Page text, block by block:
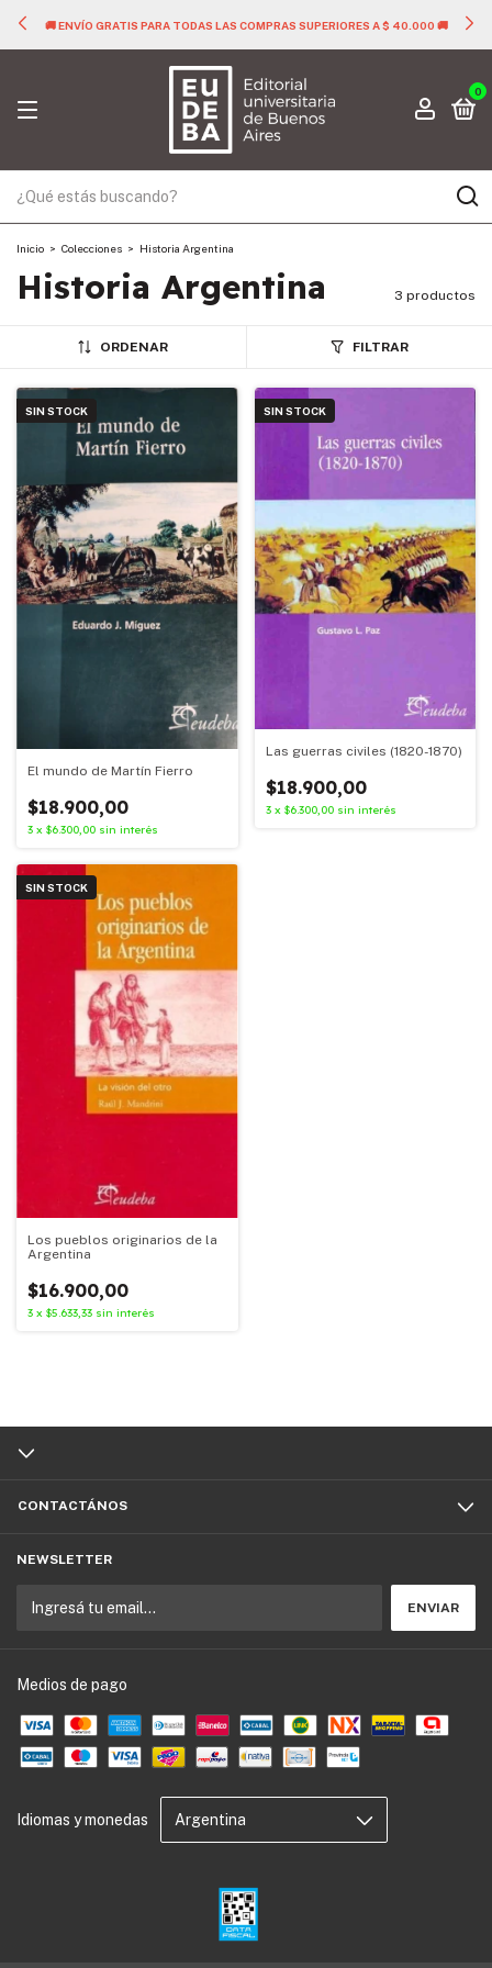
🚚 ENVÍO GRATIS PARA TODAS LAS COMPRAS SUPERIORES A $ 40.000 🚚
0
Inicio > Colecciones > Historia Argentina
Historia Argentina 3 productos
ORDENAR FILTRAR
SIN STOCK
El mundo de Martín Fierro
$18.900,00
3 x $6.300,00 sin interés
SIN STOCK
Las guerras civiles (1820-1870)
$18.900,00
3 x $6.300,00 sin interés
SIN STOCK
Los pueblos originarios de la
Argentina
$16.900,00
3 x $5.633,33 sin interés
CONTACTÁNOS
NEWSLETTER
Medios de pago
Idiomas y monedas